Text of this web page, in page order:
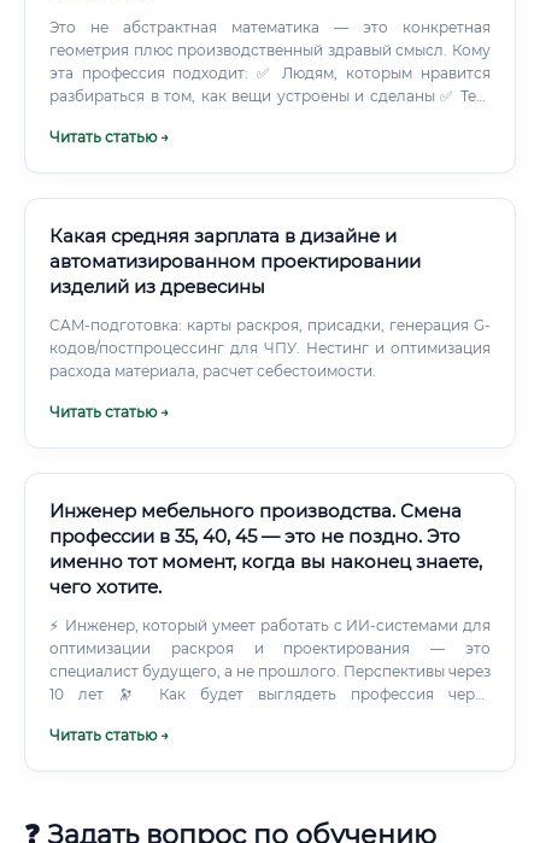
Это не абстрактная математика — это конкретная
геометрия плюс производственный здравый смысл. Кому
эта профессия подходит: ✅ Людям, которым нравится
разбираться в том, как вещи устроены и сделаны ✅ Тем,
боится осваивать новые ✅ Людям с аналитическим
смысле ✅ Людям, которым важен видимый результат
труда — здесь ты буквально видишь, что сделал ⚠️ При
этом профессия не подойдёт тем, кто хочет спокойный
офис без шума и стресса.
Читать статью →
Какая средняя зарплата в дизайне и
автоматизированном проектировании
изделий из древесины
CAM-подготовка: карты раскроя, присадки, генерация G-
кодов/постпроцессинг для ЧПУ. Нестинг и оптимизация
расхода материала, расчет себестоимости.
Читать статью →
Инженер мебельного производства. Смена
профессии в 35, 40, 45 — это не поздно. Это
именно тот момент, когда вы наконец знаете,
чего хотите.
⚡ Инженер, который умеет работать с ИИ-системами для
оптимизации раскроя и проектирования — это
специалист будущего, а не прошлого. Перспективы через
10 лет 🔭 Как будет выглядеть профессия через
формируют будущее профессии: ✅ Цифровизация
на экологически чистую мебель требует специалистов с
Читать статью →
❓ Задать вопрос по обучению